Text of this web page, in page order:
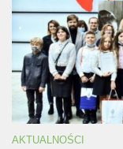
AKTUALNOŚCI